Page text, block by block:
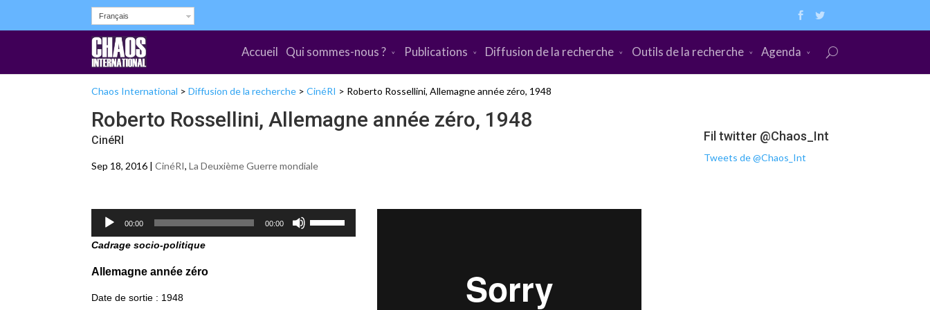
Français
Accueil Qui sommes-nous ? Publications Diffusion de la recherche Outils de la recherche Agenda
Chaos International > Diffusion de la recherche > CinéRI > Roberto Rossellini, Allemagne année zéro, 1948
Roberto Rossellini, Allemagne année zéro, 1948
CinéRI
Sep 18, 2016 | CinéRI, La Deuxième Guerre mondiale
Lecteur
00:00 00:00
Cadrage socio-politique
Allemagne année zéro
Date de sortie : 1948
Fil twitter @Chaos_Int
Tweets de @Chaos_Int